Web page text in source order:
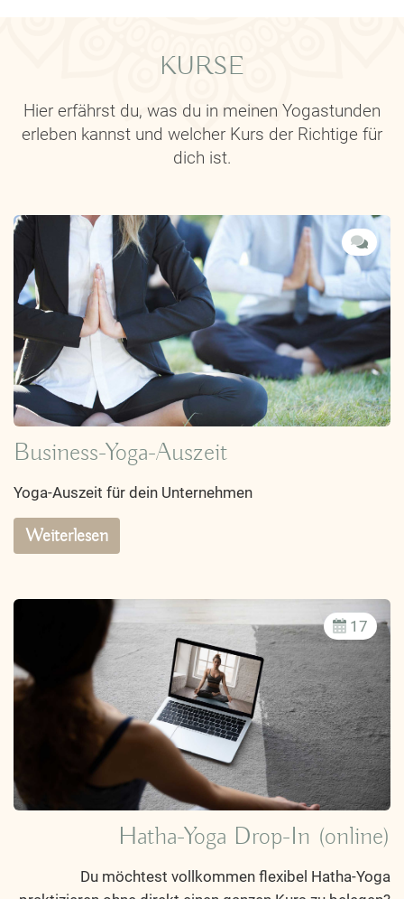
KURSE
Hier erfährst du, was du in meinen Yogastunden
erleben kannst und welcher Kurs der Richtige für
dich ist.
Business-Yoga-Auszeit
Yoga-Auszeit für dein Unternehmen
Weiterlesen
17
Hatha-Yoga Drop-In (online)
Du möchtest vollkommen flexibel Hatha-Yoga